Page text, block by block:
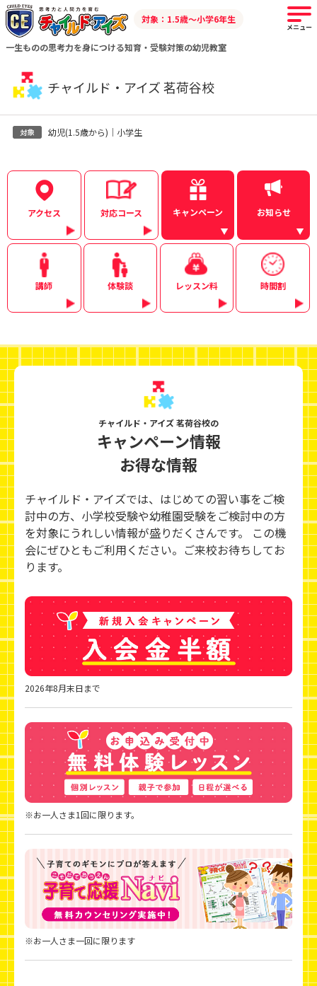
一生ものの思考力を身につける知育・受験対策の幼児教室
対象：1.5歳～小学6年生
メニュー
チャイルド・アイズ 茗荷谷校
幼児(1.5歳から)｜小学生
アクセス 対応コース キャンペーン お知らせ
講師 体験談 レッスン料 時間割
チャイルド・アイズ 茗荷谷校の
キャンペーン情報
お得な情報
チャイルド・アイズでは、はじめての習い事をご検
討中の方、小学校受験や幼稚園受験をご検討中の方
を対象にうれしい情報が盛りだくさんです。 この機
会にぜひともご利用ください。ご来校お待ちしてお
ります。
2026年8月末日まで
※お一人さま1回に限ります。
※お一人さま一回に限ります